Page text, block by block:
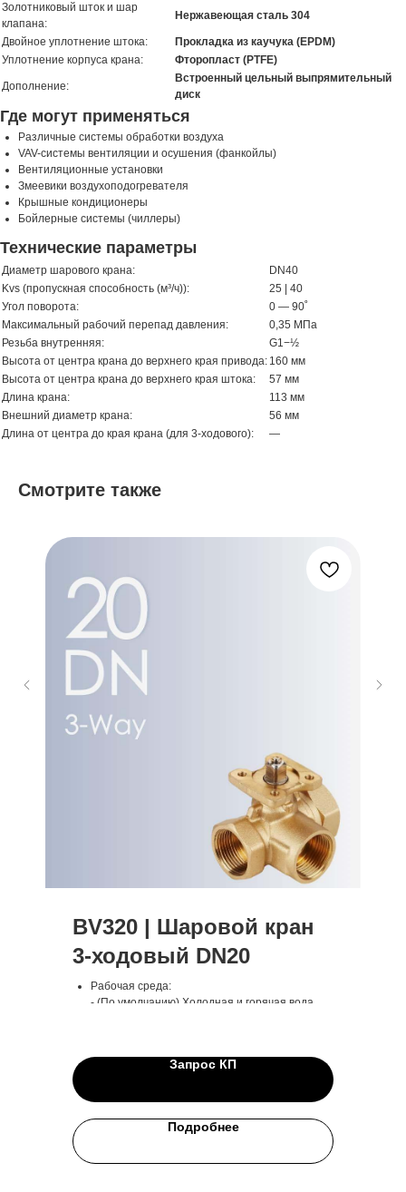
Золотниковый шток и шар
клапана:
Нержавеющая сталь 304
Двойное уплотнение штока:
Прокладка из каучука (EPDM)
Уплотнение корпуса крана:
Фторопласт (PTFE)
Дополнение:
Встроенный цельный выпрямительный
диск
Где могут применяться
Различные системы обработки воздуха
VAV-системы вентиляции и осушения (фанкойлы)
Вентиляционные установки
Змеевики воздухоподогревателя
Крышные кондиционеры
Бойлерные системы (чиллеры)
Технические параметры
Диаметр шарового крана:
DN40
Kvs (пропускная способность (м³/ч)):
25 | 40
Угол поворота:
0 — 90˚
Максимальный рабочий перепад давления:
0,35 МПа
Резьба внутренняя:
G1−½
Высота от центра крана до верхнего края привода: 160 мм
Высота от центра крана до верхнего края штока:
57 мм
Длина крана:
113 мм
Внешний диаметр крана:
56 мм
Длина от центра до края крана (для 3-ходового):
—
Смотрите также
BV320 | Шаровой кран
3-ходовый DN20
Рабочая среда:
- (По умолчанию) Холодная и горячая вода
Резьба: Внутренняя
Электропривод: 230 В
Гарантия: 24 месяца
Запрос КП
Подробнее